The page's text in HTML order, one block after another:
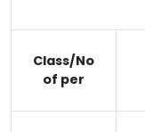
Class/No
of per